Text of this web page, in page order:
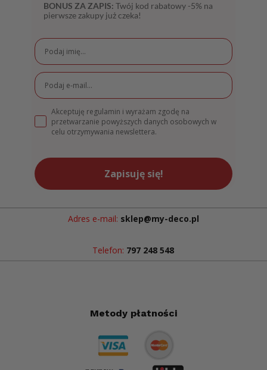
BONUS ZA ZAPIS: Twój kod rabatowy -5% na
pierwsze zakupy już czeka!
Akceptuję regulamin i wyrażam zgodę na
przetwarzanie powyższych danych osobowych w
celu otrzymywania newslettera.
Zapisuję się!
Adres e-mail: sklep@my-deco.pl
Telefon: 797 248 548
Metody płatności